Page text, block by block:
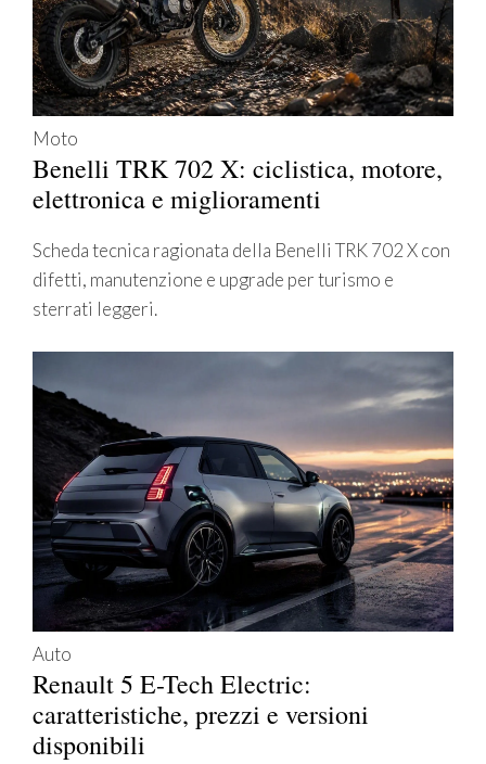
Moto
Benelli TRK 702 X: ciclistica, motore,
elettronica e miglioramenti
Scheda tecnica ragionata della Benelli TRK 702 X con
difetti, manutenzione e upgrade per turismo e
sterrati leggeri.
Auto
Renault 5 E-Tech Electric:
caratteristiche, prezzi e versioni
disponibili